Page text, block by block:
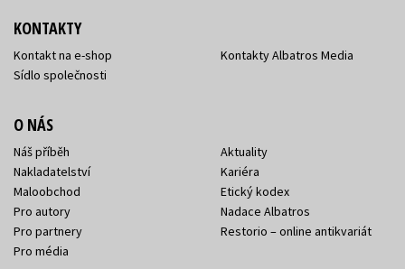
KONTAKTY
Kontakt na e-shop
Sídlo společnosti
Kontakty Albatros Media
O NÁS
Náš příběh
Nakladatelství
Maloobchod
Pro autory
Pro partnery
Pro média
Aktuality
Kariéra
Etický kodex
Nadace Albatros
Restorio – online antikvariát